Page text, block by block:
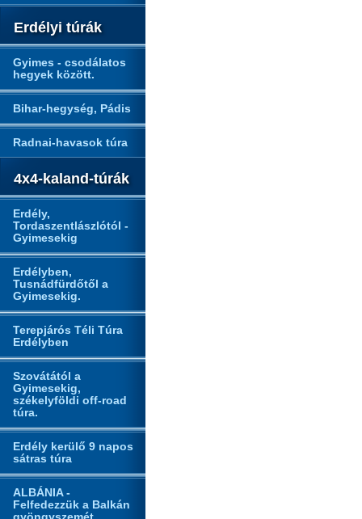
Erdélyi túrák
Gyimes - csodálatos
hegyek között.
Bihar-hegység, Pádis
Radnai-havasok túra
4x4-kaland-túrák
Erdély,
Tordaszentlászlótól -
Gyimesekig
Erdélyben,
Tusnádfürdőtől a
Gyimesekig.
Terepjárós Téli Túra
Erdélyben
Szovátától a
Gyimesekig,
székelyföldi off-road
túra.
Erdély kerülő 9 napos
sátras túra
ALBÁNIA -
Felfedezzük a Balkán